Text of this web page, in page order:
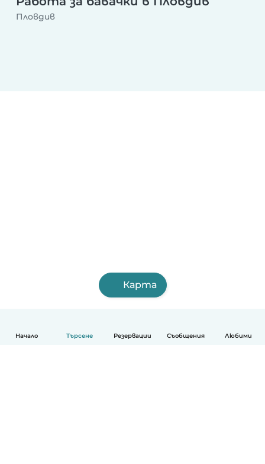
Начало Търсене Резервации Съобщения Любими
Пловдив
Карта